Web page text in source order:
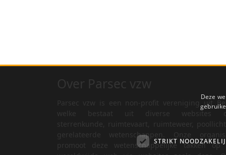
Parsec vzw is een non-profit vereniging uit
welke bestaat uit diverse websites
gerelateerde wetenschappen. Onze
promoot deze wetenschappelijke takken op
Deze
STRIKT